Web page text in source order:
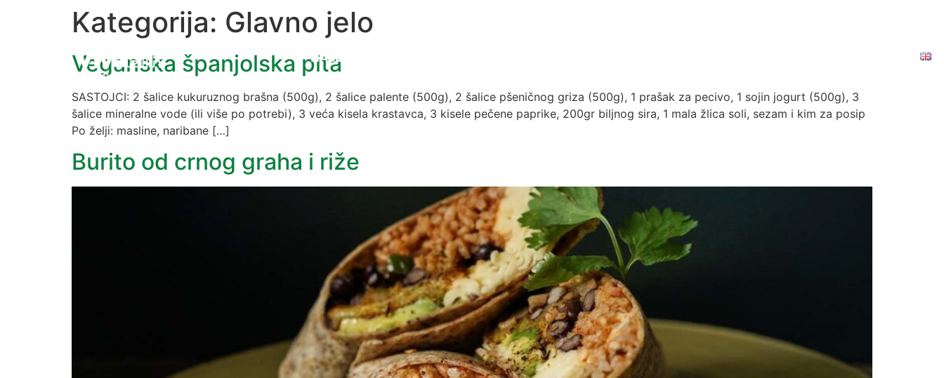
NASLOVNA
NASLOVNA
Kategorija: Glavno jelo
Veganska španjolska pita
SASTOJCI: 2 šalice kukuruznog brašna (500g), 2 šalice palente (500g), 2 šalice pšeničnog griza (500g), 1 prašak za pecivo, 1 sojin jogurt (500g), 3
šalice mineralne vode (ili više po potrebi), 3 veća kisela krastavca, 3 kisele pečene paprike, 200gr biljnog sira, 1 mala žlica soli, sezam i kim za posip
Po želji: masline, naribane […]
Burito od crnog graha i riže